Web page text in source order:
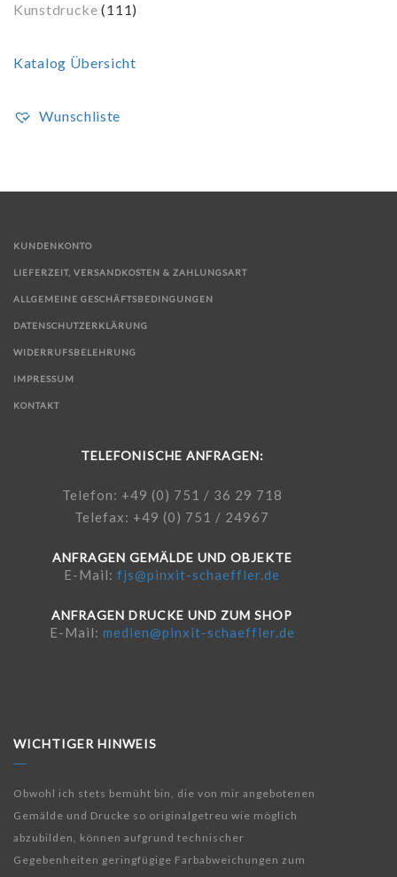
Kunstdrucke (111)
Katalog Übersicht
Wunschliste
KUNDENKONTO
LIEFERZEIT, VERSANDKOSTEN & ZAHLUNGSART
ALLGEMEINE GESCHÄFTSBEDINGUNGEN
DATENSCHUTZERKLÄRUNG
WIDERRUFSBELEHRUNG
IMPRESSUM
KONTAKT
TELEFONISCHE ANFRAGEN:
Telefon: +49 (0) 751 / 36 29 718
Telefax: +49 (0) 751 / 24967
ANFRAGEN GEMÄLDE UND OBJEKTE
E-Mail: fjs@pinxit-schaeffler.de
ANFRAGEN DRUCKE UND ZUM SHOP
E-Mail: medien@pinxit-schaeffler.de
WICHTIGER HINWEIS
Obwohl ich stets bemüht bin, die von mir angebotenen
Gemälde und Drucke so originalgetreu wie möglich
abzubilden, können aufgrund technischer
Gegebenheiten geringfügige Farbabweichungen zum